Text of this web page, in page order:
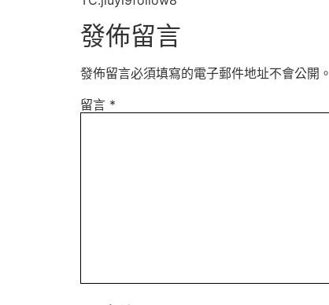
發佈留言
發佈留言必須填寫的電子郵件地址不會公開。
留言 *